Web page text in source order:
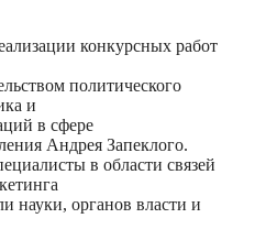
конкурсных работ
политического
и
в сфере
Андрея Запеклого.
в области связей
науки, органов власти и